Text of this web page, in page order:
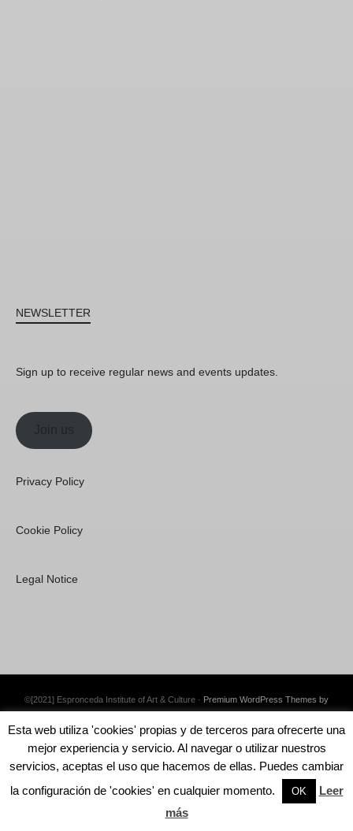
NEWSLETTER
Sign up to receive regular news and events updates.
Join us
Privacy Policy
Cookie Policy
Legal Notice
©[2021] Espronceda Institute of Art & Culture · Premium WordPress Themes by
Esta web utiliza 'cookies' propias y de terceros para ofrecerte una
mejor experiencia y servicio. Al navegar o utilizar nuestros
servicios, aceptas el uso que hacemos de ellas. Puedes cambiar
la configuración de 'cookies' en cualquier momento.
OK
Leer
más
English